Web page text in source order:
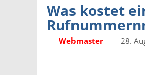
Was kostet
Webmaster
28.